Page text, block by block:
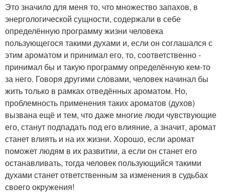
Это значило для меня то, что множество запахов, в
энергологической сущности, содержали в себе
определённую программу жизни человека
пользующегося такими духами и, если он соглашался с
этим ароматом и принимал его, то, соответственно -
принимал бы и такую программу определённую кем-то
за него. Говоря другими словами, человек начинал бы
жить только в рамках отведённых ароматом. Но,
проблемность применения таких ароматов (духов)
вызвана ещё и тем, что даже многие люди чувствующие
его, станут подпадать под его влияние, а значит, аромат
станет влиять и на их жизни. Хорошо, если аромат
поможет людям в их развитии, а если он станет его
останавливать, тогда человек пользующийся такими
духами станет ответственным за изменения в судьбах
своего окружения!